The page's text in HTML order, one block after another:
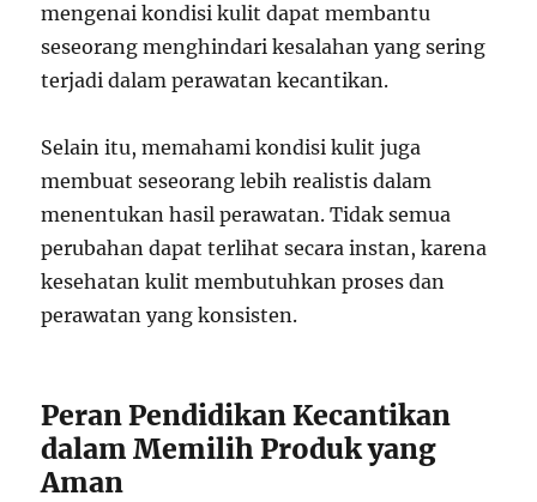
mengenai kondisi kulit dapat membantu
seseorang menghindari kesalahan yang sering
terjadi dalam perawatan kecantikan.
Selain itu, memahami kondisi kulit juga
membuat seseorang lebih realistis dalam
menentukan hasil perawatan. Tidak semua
perubahan dapat terlihat secara instan, karena
kesehatan kulit membutuhkan proses dan
perawatan yang konsisten.
Peran Pendidikan Kecantikan
dalam Memilih Produk yang
Aman